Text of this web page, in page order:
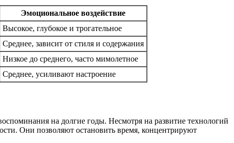
Эмоциональное воздействие
Высокое, глубокое и трогательное
Среднее, зависит от стиля и содержания
Низкое до среднего, часто мимолетное
Среднее, усиливают настроение
на долгие годы. Несмотря на развитие технологий
Они позволяют остановить время, концентрируют